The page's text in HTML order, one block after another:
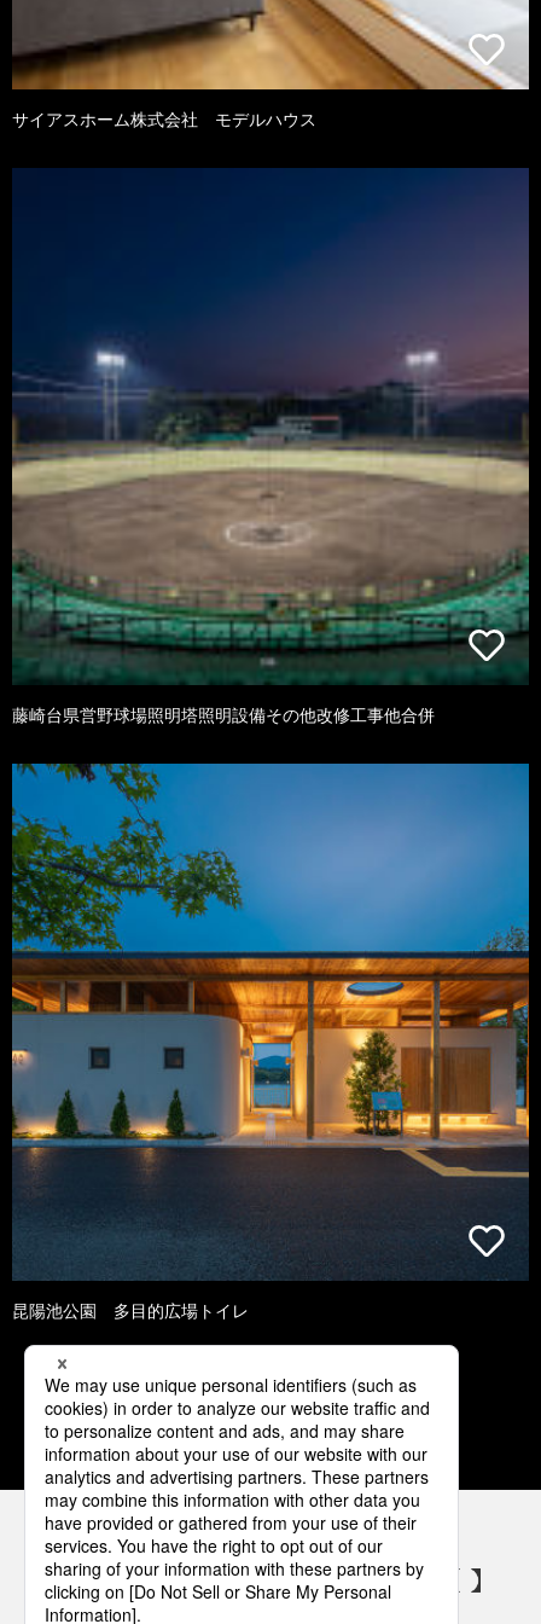
サイアスホーム株式会社 モデルハウス
藤崎台県営野球場照明塔照明設備その他改修工事他合併
昆陽池公園 多目的広場トイレ
1 2 3 4 5
パナソニックの電気設備 SNSアカウント